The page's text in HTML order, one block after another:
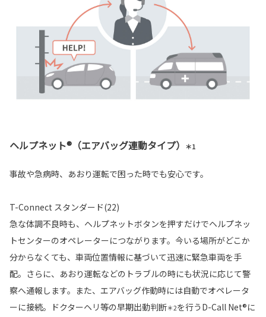
ヘルプネット®（エアバッグ連動タイプ） ＊1
事故や急病時、あおり運転で困った時でも安心です。
T-Connect スタンダード(22)
急な体調不良時も、ヘルプネットボタンを押すだけでヘルプネッ
トセンターのオペレーターにつながります。今いる場所がどこか
分からなくても、車両位置情報に基づいて迅速に緊急車両を手
配。さらに、あおり運転などのトラブルの時にも状況に応じて警
察へ通報します。また、エアバッグ作動時には自動でオペレータ
ーに接続。ドクターヘリ等の早期出動判断＊2を行うD-Call Net®に